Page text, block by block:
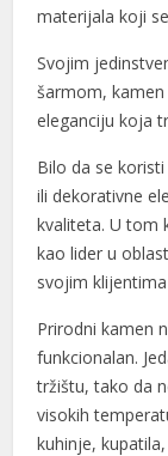
materijala koji
Svojim
šarmom,
eleganciju koja
Bilo da se
ili dekorativne
kvaliteta. U tom
kao lider u
svojim
Prirodni kamen
funkcionalan.
tržištu, tako da
visokih
kuhinje,